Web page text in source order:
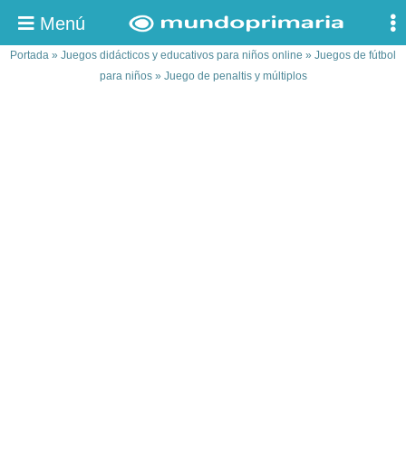
Menú
Portada » Juegos didácticos y educativos para niños online » Juegos de fútbol
para niños» Juego de penaltis y múltiplos